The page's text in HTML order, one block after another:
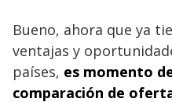
Bueno, ahora que ya
ventajas y
países, es momento
comparación de